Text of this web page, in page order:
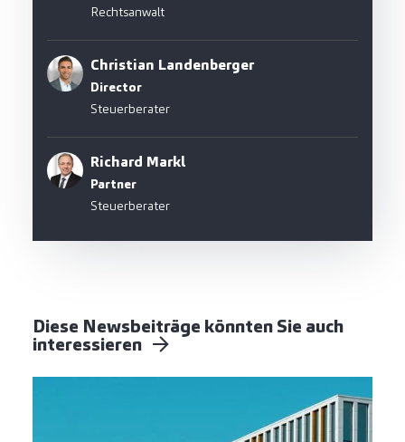
Rechtsanwalt
Christian Landenberger
Director
Steuerberater
Richard Markl
Partner
Steuerberater
Diese Newsbeiträge könnten Sie auch
interessieren